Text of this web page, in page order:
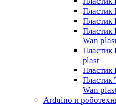
Пластик
Пластик
Пластик
Wan
Пластик
plast
Пластик
Пластик
Wan
Arduino и